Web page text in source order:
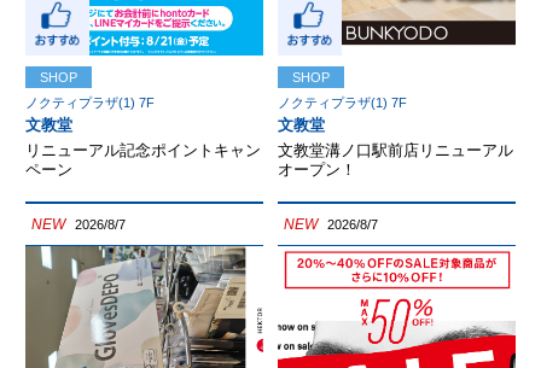
SHOP
ノクティプラザ(1) 7F
文教堂
リニューアル記念ポイントキャン
ペーン
SHOP
ノクティプラザ(1) 7F
文教堂
文教堂溝ノ口駅前店リニューアル
オープン！
NEW 2026/8/7 NEW 2026/8/7